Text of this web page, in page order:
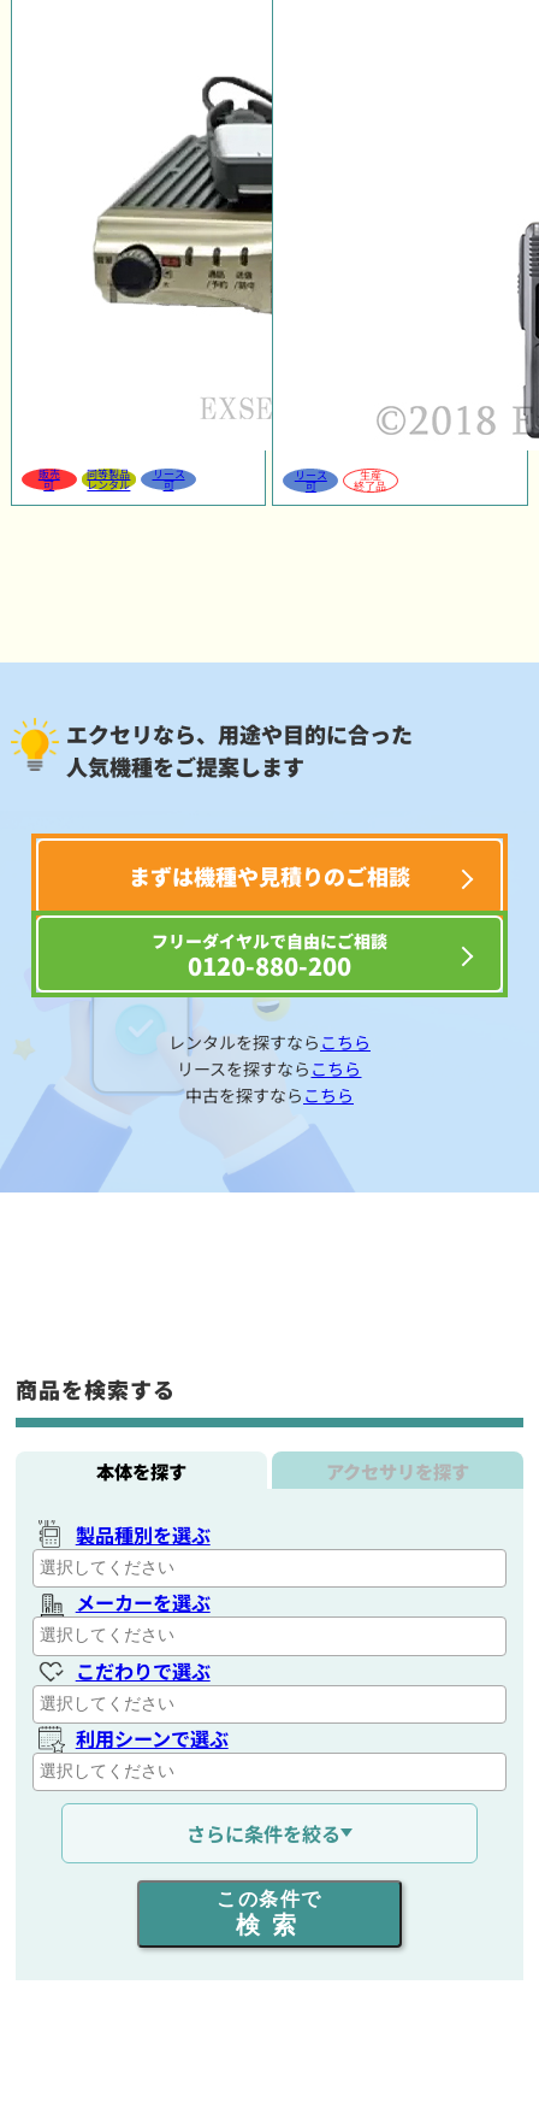
販売
可
同等製品
レンタル
リース
可
リース
可
生産
終了品
エクセリなら、用途や目的に合った
人気機種をご提案します
まずは機種や見積りのご相談
フリーダイヤルで自由にご相談
0120-880-200
レンタルを探すなら こちら
リースを探すなら こちら
中古を探すなら こちら
商品を検索する
本体を探す アクセサリを探す
製品種別を選ぶ
メーカーを選ぶ
こだわりで選ぶ
利用シーンで選ぶ
通信距離を選ぶ
出力を選ぶ
同時通話人数を選ぶ
さらに条件を絞る
この条件で
検索